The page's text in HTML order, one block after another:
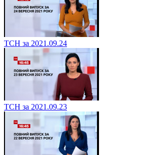
ТСН за 2021.09.24
ТСН за 2021.09.23